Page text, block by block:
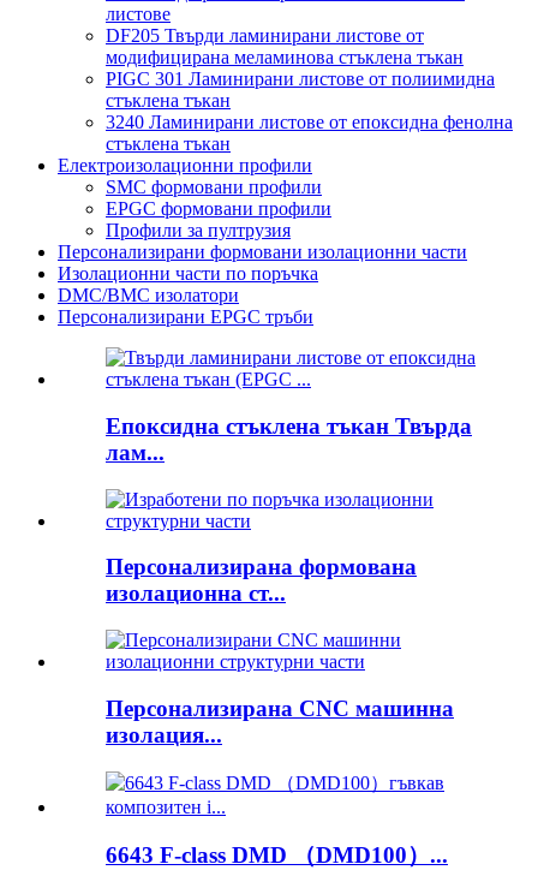
листове
DF205 Твърди ламинирани листове от
модифицирана меламинова стъклена тъкан
PIGC 301 Ламинирани листове от полиимидна
стъклена тъкан
3240 Ламинирани листове от епоксидна фенолна
стъклена тъкан
Електроизолационни профили
SMC формовани профили
EPGC формовани профили
Профили за пултрузия
Персонализирани формовани изолационни части
Изолационни части по поръчка
DMC/BMC изолатори
Персонализирани EPGC тръби
Епоксидна стъклена тъкан Твърда
лам...
Персонализирана формована
изолационна ст...
Персонализирана CNC машинна
изолация...
6643 F-class DMD （DMD100）...